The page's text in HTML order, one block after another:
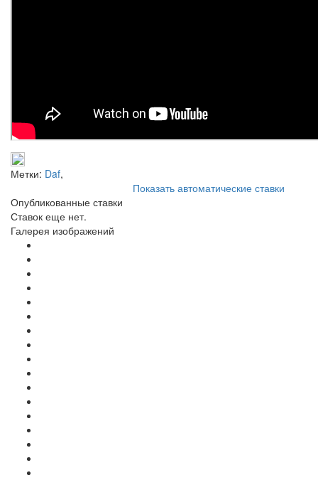
Метки: Daf,
Показать автоматические ставки
Опубликованные ставки
Ставок еще нет.
Галерея изображений